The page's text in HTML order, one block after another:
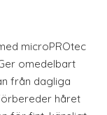
microPROtec
omedelbart
från dagliga
håret